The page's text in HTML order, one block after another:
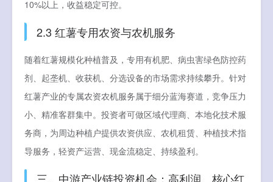
10%以上，收益稳定可控。
2.3 红薯专用农资与农机服务
随着红薯规模化种植普及，专用有机肥、病虫害绿色防控药
剂、起垄机、收获机、分选设备的市场需求持续攀升。针对
红薯产业的专属农资农机服务属于细分蓝海赛道，竞争压力
小、精准客群集中。投资者可做区域代理商、本地化技术服
务商，为周边种植户提供农资供应、农机租赁、种植技术指
导服务，轻资产运营、现金流稳定、持续盈利。
三、中游产业链投资机会：高利润、核心红